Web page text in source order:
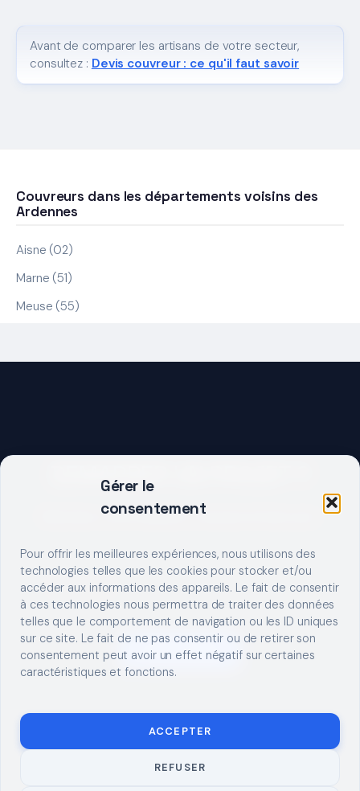
Gérer le
consentement
Pour offrir les meilleures expériences, nous utilisons des
technologies telles que les cookies pour stocker et/ou
accéder aux informations des appareils. Le fait de consentir
à ces technologies nous permettra de traiter des données
telles que le comportement de navigation ou les ID uniques
sur ce site. Le fait de ne pas consentir ou de retirer son
consentement peut avoir un effet négatif sur certaines
caractéristiques et fonctions.
ACCEPTER
REFUSER
Avant de comparer les artisans de votre secteur,
consultez : Devis couvreur : ce qu'il faut savoir
Couvreurs dans les départements voisins des
Ardennes
Aisne (02)
Marne (51)
Meuse (55)
DEMARRER UN PROJET ?
Décrivez votre besoin, trouvez le bon pro.
S'INSCRIRE